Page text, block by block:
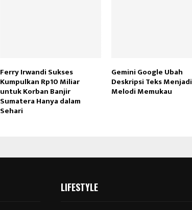
Ferry Irwandi Sukses
Kumpulkan Rp10 Miliar
untuk Korban Banjir
Sumatera Hanya dalam
Sehari
Gemini Google Ubah
Deskripsi Teks Menjadi
Melodi Memukau
LIFESTYLE